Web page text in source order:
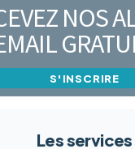
NOS
S'INSCRIRE
Les services